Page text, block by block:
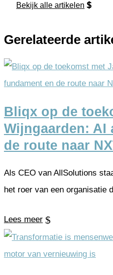
Bekijk alle artikelen
Gerelateerde
Bliqx op de
Wijngaarden: AI
de route naar
Als CEO van AllSolutions
het roer van een organisatie
Lees meer